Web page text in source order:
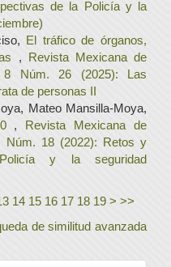
de la Policía y la
El tráfico de órganos,
, Revista Mexicana de
8 Núm. 26 (2025): Las
de personas II
Mateo Mansilla-Moya,
, Revista Mexicana de
Núm. 18 (2022): Retos y
y la seguridad
14 15 16 17 18 19 > >>
de similitud avanzada